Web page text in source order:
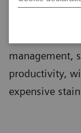
management,
productivity,
expensive